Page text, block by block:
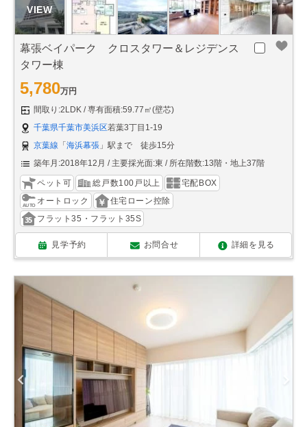
幕張ベイパーク クロスタワー＆レジデンス
タワー棟
5,780万円
間取り:2LDK
専有面積:59.77㎡(壁芯)
千葉県千葉市美浜区若葉3丁目1-19
京葉線 「 海浜幕張 」駅まで 徒歩15分
築年月:2018年12月
主要採光面:東 所在階数:13階・地上37階
ペット可 総戸数100戸以上
宅配BOX
オートロック
住宅ローン控除
フラット35・フラット35S
見学予約 お問合せ 詳細を見る